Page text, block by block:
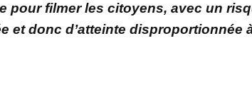
pour filmer les citoyens, avec un
et donc d’atteinte disproportionnée